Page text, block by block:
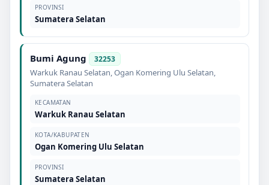
PROVINSI
Sumatera Selatan
Bumi Agung 32253
Warkuk Ranau Selatan,Ogan Komering Ulu Selatan,
Sumatera Selatan
KECAMATAN
Warkuk Ranau Selatan
KOTA/KABUPATEN
Ogan Komering Ulu Selatan
PROVINSI
Sumatera Selatan